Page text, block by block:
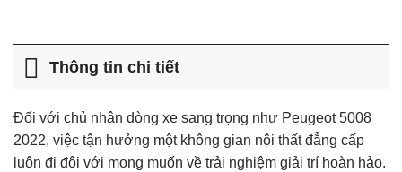
Thông tin chi tiết
Đối với chủ nhân dòng xe sang trọng như Peugeot 5008
2022, việc tận hưởng một không gian nội thất đẳng cấp
luôn đi đôi với mong muốn về trải nghiệm giải trí hoàn hảo.